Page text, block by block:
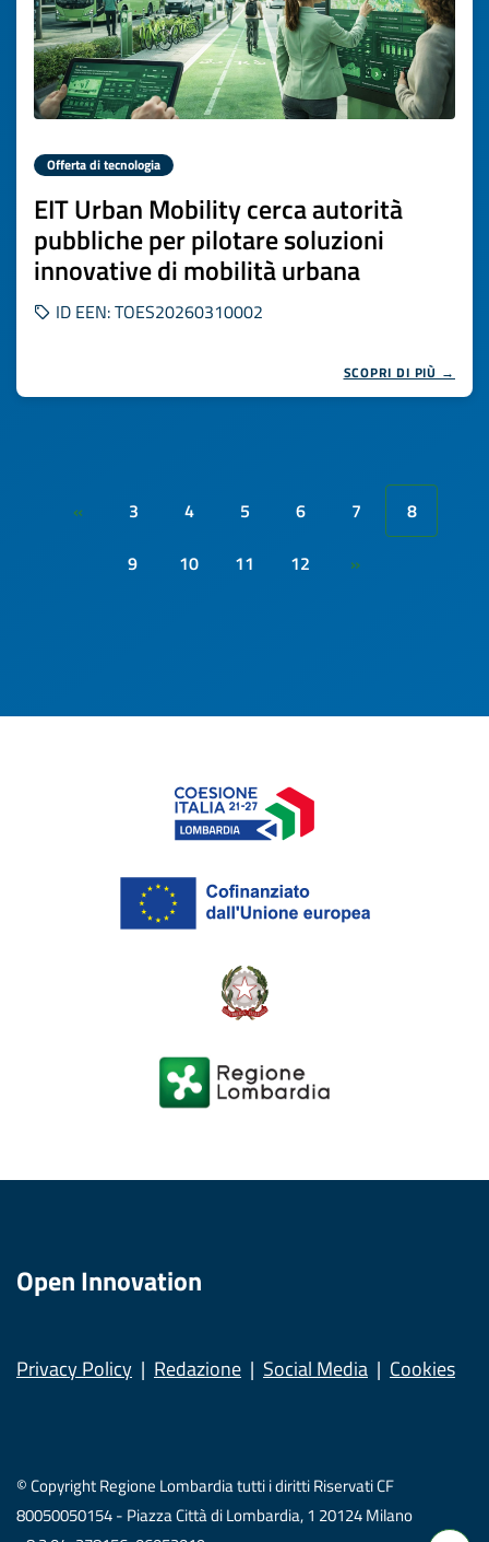
Offerta di tecnologia
EIT Urban Mobility cerca autorità
pubbliche per pilotare soluzioni
innovative di mobilità urbana
ID EEN: TOES20260310002
SCOPRI DI PIÙ →
« 3 4 5 6 7
8
9
10 11 12 »
Open Innovation
Privacy Policy Redazione Social Media Cookies
© Copyright Regione Lombardia tutti i diritti Riservati CF
80050050154 - Piazza Città di Lombardia, 1 20124 Milano